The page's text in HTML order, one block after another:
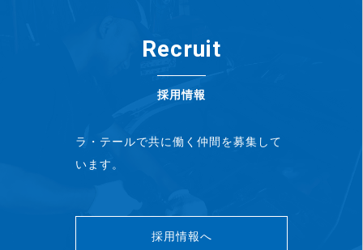
Recruit
採用情報
ラ・テールで共に働く仲間を募集して
います。
採用情報へ